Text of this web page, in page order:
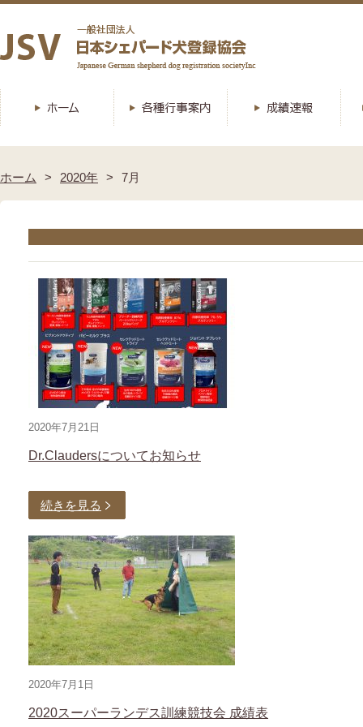
ホーム 2020年 7月
2020年7月21日
Dr.Claudersについてお知らせ
続きを見る
2020年7月1日
2020スーパーランデス訓練競技会 成績表